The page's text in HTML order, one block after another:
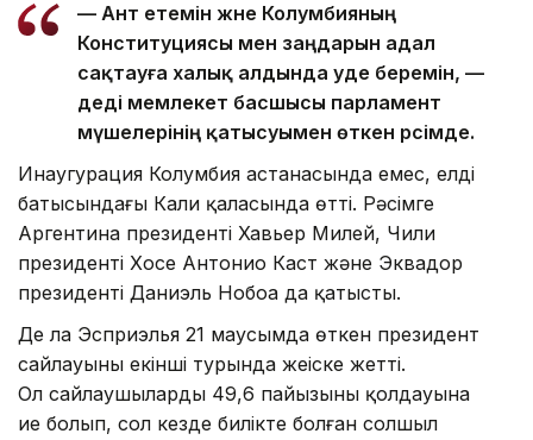
— Ант етемін және Колумбияның
Конституциясы мен заңдарын адал
сақтауға халық алдында уәде беремін, —
деді мемлекет басшысы парламент
мүшелерінің қатысуымен өткен рәсімде.
Инаугурация Колумбия астанасында емес, елдің
батысындағы Кали қаласында өтті. Рәсімге
Аргентина президенті Хавьер Милей, Чили
президенті Хосе Антонио Каст және Эквадор
президенті Даниэль Нобоа да қатысты.
Де ла Эсприэлья 21 маусымда өткен президент
сайлауының екінші турында жеңіске жетті.
Ол сайлаушылардың 49,6 пайызының қолдауына
ие болып, сол кезде билікте болған солшыл